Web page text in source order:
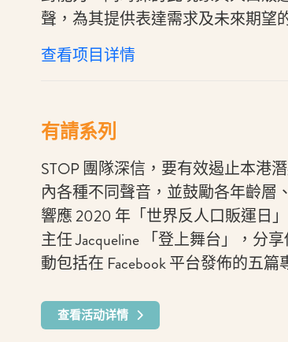
聲，為其提供表達需求及未來期望
查看项目详情
有請系列
STOP 團隊深信，要有效遏止本港
內各種不同聲音，並鼓勵各年齡層
響應 2020 年「世界反人口販運日
主任 Jacqueline 「登上舞台」，分
動包括在 Facebook 平台發佈的五
查看活动详情